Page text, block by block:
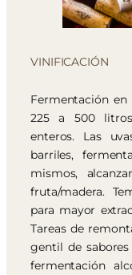
VINIFICACIÓN
Fermentación en
225 a 500
enteros. Las
barriles,
mismos,
fruta/madera.
para mayor
Tareas de
gentil de sabores
fermentación